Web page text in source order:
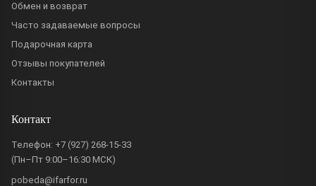
Обмен и возврат
Часто задаваемые вопросы
Подарочная карта
Отзывы покупателей
Контакты
Контакт
Телефон: +7 (927) 268-15-33
(Пн–Пт 9:00–16:30 МСК)
pobeda@ifarfor.ru